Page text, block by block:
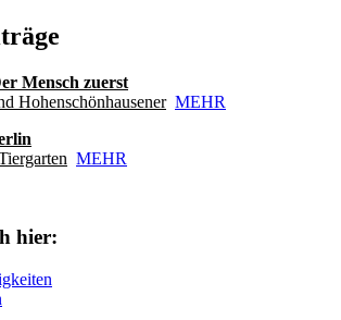
Mensch zuerst
Hohenschönhausener MEHR
MEHR
hier: